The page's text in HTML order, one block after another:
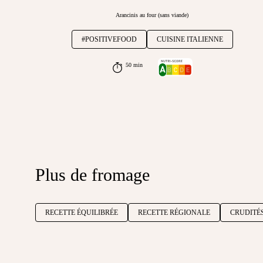
Arancinis au four (sans viande)
#POSITIVEFOOD CUISINE ITALIENNE
50 min
Plus de fromage
RECETTE ÉQUILIBRÉE RECETTE RÉGIONALE